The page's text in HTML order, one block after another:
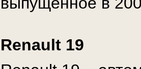
Renault 19